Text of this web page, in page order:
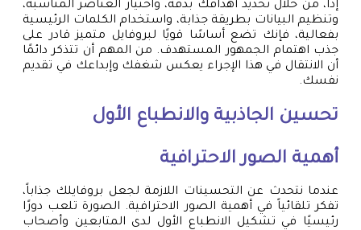
إذًا، من خلال تحديد أهدافك بدقة، واختيار العناصر المناسبة،
وتنظيم البيانات بطريقة جذابة، واستخدام الكلمات الرئيسية
بفعالية، فإنك تضع أساسًا قويًا لبروفايل متميز قادر على
جذب اهتمام الجمهور المستهدف. من المهم أن تتذكر دائمًا
أن الانتقال في هذا الإجراء يعكس شغفك وإبداعك في تقديم
نفسك.
تحسين الجاذبية والانطباع الأول
أهمية الصور الاحترافية
عندما نتحدث عن التحسينات اللازمة لجعل بروفايلك جذاباً،
تفكر تلقائياً في أهمية الصور الاحترافية. الصورة تلعب دورًا
رئيسيًا في تشكيل الانطباع الأول لدى المتابعين وأصحاب